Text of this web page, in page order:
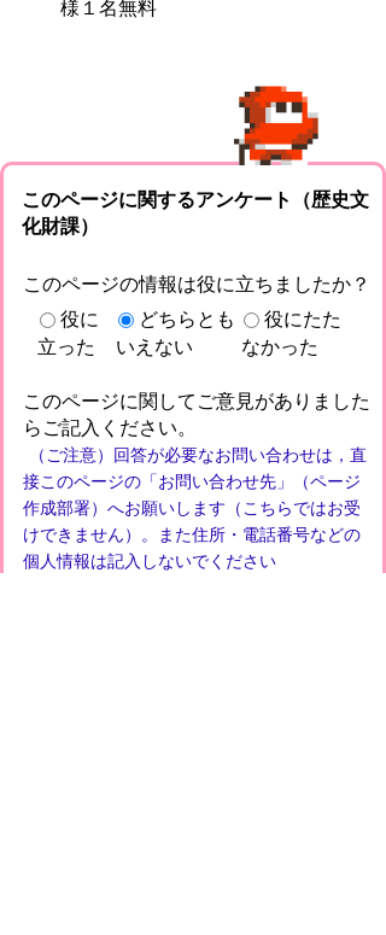
様１名無料
このページに関するアンケート（歴史文
化財課）
このページの情報は役に立ちましたか？
役に
立った
どちらとも
いえない
役にたた
なかった
このページに関してご意見がありました
らご記入ください。
（ご注意）回答が必要なお問い合わせは，直
接このページの「お問い合わせ先」（ページ
作成部署）へお願いします（こちらではお受
けできません）。また住所・電話番号などの
個人情報は記入しないでください